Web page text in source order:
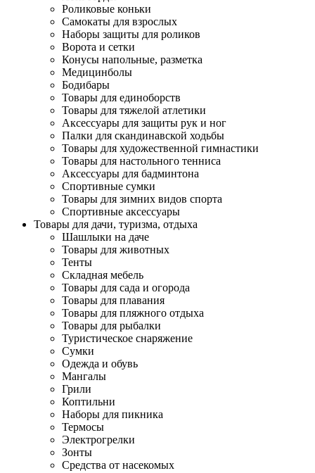
Роликовые коньки
Самокаты для взрослых
Наборы защиты для роликов
Ворота и сетки
Конусы напольные, разметка
Медицинболы
Бодибары
Товары для единоборств
Товары для тяжелой атлетики
Аксессуары для защиты рук и ног
Палки для скандинавской ходьбы
Товары для художественной гимнастики
Товары для настольного тенниса
Аксессуары для бадминтона
Спортивные сумки
Товары для зимних видов спорта
Спортивные аксессуары
Товары для дачи, туризма, отдыха
Шашлыки на даче
Товары для животных
Тенты
Складная мебель
Товары для сада и огорода
Товары для плавания
Товары для пляжного отдыха
Товары для рыбалки
Туристическое снаряжение
Сумки
Одежда и обувь
Мангалы
Грили
Коптильни
Наборы для пикника
Термосы
Электрогрелки
Зонты
Средства от насекомых